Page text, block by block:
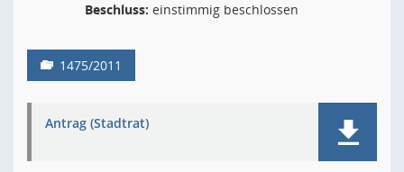
Beschluss: einstimmig beschlossen
1475/2011
Antrag (Stadtrat)